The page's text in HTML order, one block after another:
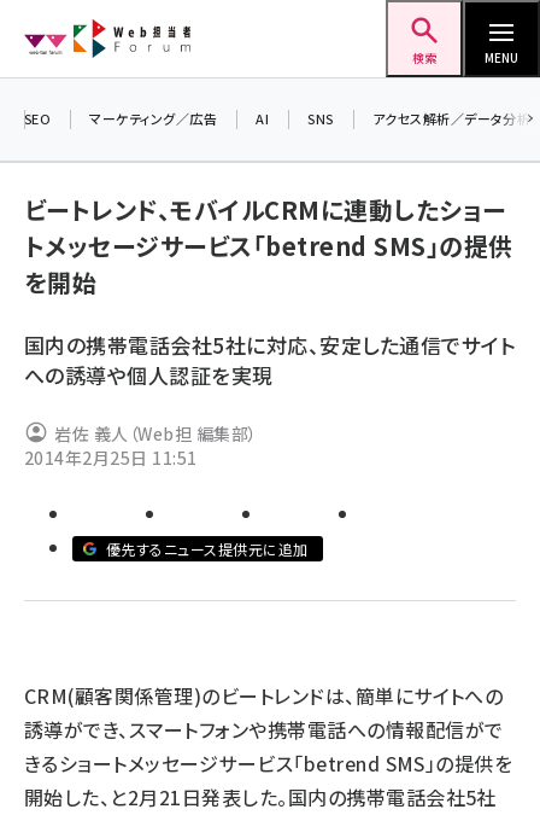
ン
検索 MENU
seo (3524)
youtube (2431)
セミナー (2306)
meo (1275)
SEO マーケティング／広告 AI SNS アクセス解析／データ分析
ビートレンド、モバイルCRMに連動したショー
トメッセージサービス「betrend SMS」の提供
を開始
国内の携帯電話会社5社に対応、安定した通信でサイト
への誘導や個人認証を実現
岩佐 義人（Web担 編集部）
2014年2月25日 11:51
優先するニュース提供元に追加
CRM(顧客関係管理)のビートレンドは、簡単にサイトへの
誘導ができ、スマートフォンや携帯電話への情報配信がで
きるショートメッセージサービス「betrend SMS」の提供を
開始した、と2月21日発表した。国内の携帯電話会社5社
る